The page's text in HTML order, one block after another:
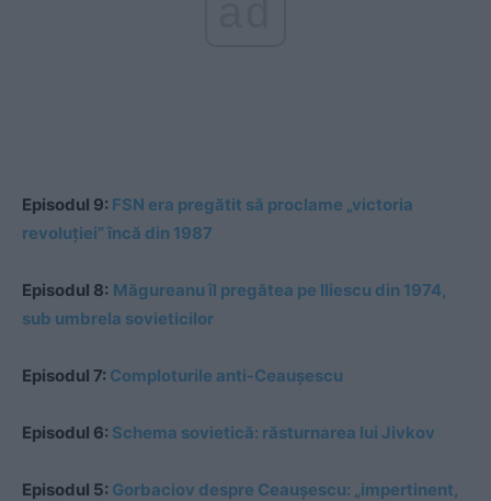
Episodul 9: FSN era pregătit să proclame „victoria
revoluției” încă din 1987
Episodul 8: Măgureanu îl pregătea pe Iliescu din 1974,
sub umbrela sovieticilor
Episodul 7: Comploturile anti-Ceaușescu
Episodul 6: Schema sovietică: răsturnarea lui Jivkov
Episodul 5: Gorbaciov despre Ceaușescu: „impertinent,